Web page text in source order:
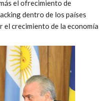
el ofrecimiento de
dentro de los países
el crecimiento de la economía